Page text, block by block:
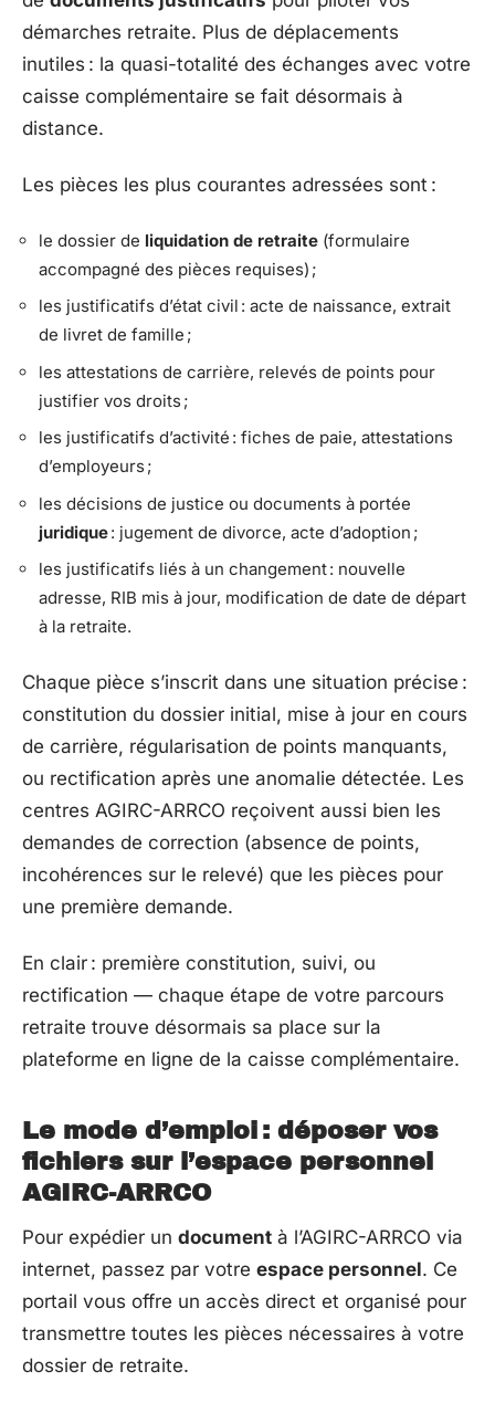
démarches retraite. Plus de déplacements
inutiles : la quasi-totalité des échanges avec votre
caisse complémentaire se fait désormais à
distance.
Les pièces les plus courantes adressées sont :
le dossier de liquidation de retraite (formulaire
accompagné des pièces requises) ;
les justificatifs d’état civil : acte de naissance, extrait
de livret de famille ;
les attestations de carrière, relevés de points pour
justifier vos droits ;
les justificatifs d’activité : fiches de paie, attestations
d’employeurs ;
les décisions de justice ou documents à portée
juridique: jugement de divorce, acte d’adoption ;
les justificatifs liés à un changement : nouvelle
adresse, RIB mis à jour, modification de date de départ
à la retraite.
Chaque pièce s’inscrit dans une situation précise :
constitution du dossier initial, mise à jour en cours
de carrière, régularisation de points manquants,
ou rectification après une anomalie détectée. Les
centres AGIRC-ARRCO reçoivent aussi bien les
demandes de correction (absence de points,
incohérences sur le relevé) que les pièces pour
une première demande.
En clair : première constitution, suivi, ou
rectification — chaque étape de votre parcours
retraite trouve désormais sa place sur la
plateforme en ligne de la caisse complémentaire.
Le mode d’emploi : déposer vos
fichiers sur l’espace personnel
AGIRC-ARRCO
Pour expédier un document à l’AGIRC-ARRCO via
internet, passez par votre espace personnel. Ce
portail vous offre un accès direct et organisé pour
transmettre toutes les pièces nécessaires à votre
dossier de retraite.